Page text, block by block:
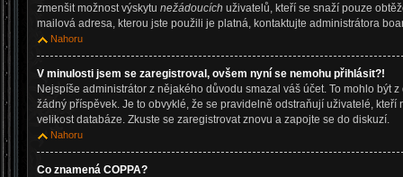
zmenšit možnost výskytu nežádoucích uživatelů, kteří se snaží pouze
mailová adresa, kterou jste použili je platná, kontaktujte administrátora
Nahoru
V minulosti jsem se zaregistroval, ovšem nyní se nemohu přihlásit?!
Nejspíše administrátor z nějakého důvodu smazal váš účet. To mohlo být
žádný příspěvek. Je to obvyklé, že se pravidelně odstraňují uživatelé,
velikost databáze. Zkuste se zaregistrovat znovu a zapojte se do diskuzí.
Nahoru
Co znamená COPPA?